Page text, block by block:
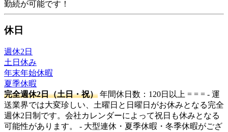
勤続が可能です！
休日
週休2日
土日休み
年末年始休暇
夏季休暇
完全週休2日（土日・祝） 年間休日数：120日以上 = = = - 運
送業界では大変珍しい、土曜日と日曜日がお休みとなる完全
週休2日制です。会社カレンダーによって祝日も休みとなる
可能性があります。 - 大型連休・夏季休暇・冬季休暇がござ